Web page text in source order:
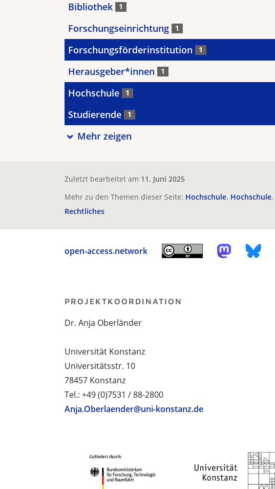
Bibliothek 1
Forschungseinrichtung 1
Forschungsförderinstitution 1
Herausgeber*innen 1
Hochschule 1
Studierende 1
Mehr zeigen
Zuletzt bearbeitet am 11. Juni 2025
Mehr zu den Themen dieser Seite: Hochschule Hochschule
Rechtliches
open-access.network
PROJEKTKOORDINATION
Dr. Anja Oberländer
Universität Konstanz
Universitätsstr. 10
78457 Konstanz
Tel.: +49 (0)7531 / 88-2800
Anja.Oberlaender@uni-konstanz.de